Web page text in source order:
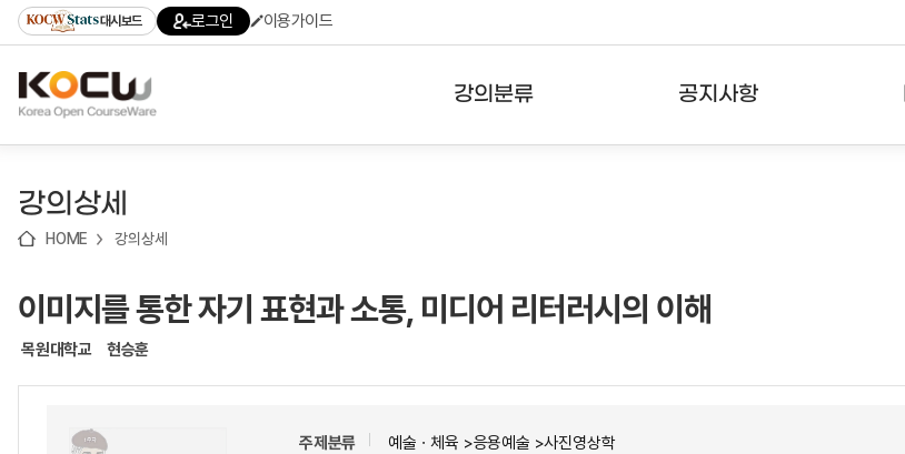
기
기
기
content)
가
대시보드 로그인 이용가이드
강의분류
테마강의
공지사항
서비스도움말
강의상세
HOME 강의상세
이미지를 통한 자기 표현과 소통, 미디어 리터러시의 이해
목원대학교 현승훈
주제분류
예술ㆍ체육 >응용예술 >사진영상학